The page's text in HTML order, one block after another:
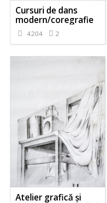
Cursuri de dans
modern/coregrafie
4204 2
Atelier grafică și